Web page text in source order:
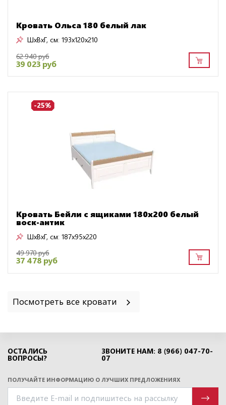
Кровать Ольса 180 белый лак
ШxВxГ, см: 193x120x210
62 940 руб
39 023 руб
-25%
Кровать Бейли с ящиками 180х200 белый
воск-антик
ШxВxГ, см: 187x95x220
49 970 руб
37 478 руб
Посмотреть все кровати
ОСТАЛИСЬ
ВОПРОСЫ?
ЗВОНИТЕ НАМ: 8 (966) 047-70-
07
ПОЛУЧАЙТЕ ИНФОРМАЦИЮ О ЛУЧШИХ ПРЕДЛОЖЕНИЯХ